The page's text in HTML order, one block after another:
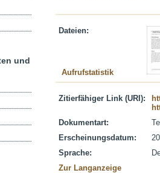
Dateien:
Aufrufstatistik
Zitierfähiger Link (URI):
Dokumentart:
Erscheinungsdatum:
Sprache:
Zur Langanzeige
und